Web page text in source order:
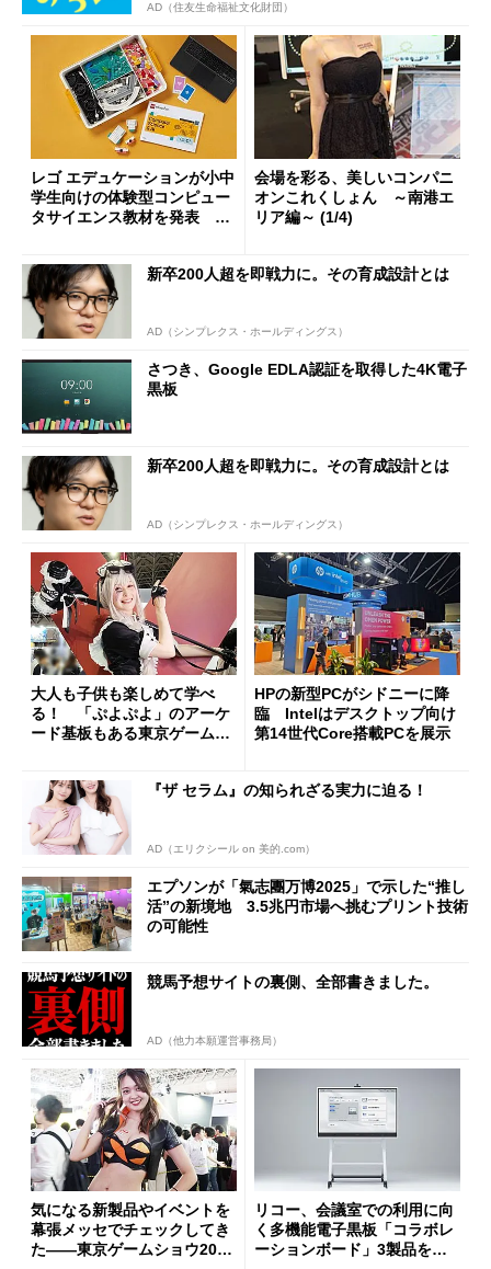
AD（住友生命福祉文化財団）
レゴ エデュケーションが小中
学生向けの体験型コンピュー
タサイエンス教材を発表 20
会場を彩る、美しいコンパニ
オンこれくしょん ～南港エ
リア編～ (1/4)
新卒200人超を即戦力に。その育成設計とは
AD（シンプレクス・ホールディングス）
さつき、Google EDLA認証を取得した4K電子
黒板
新卒200人超を即戦力に。その育成設計とは
AD（シンプレクス・ホールディングス）
大人も子供も楽しめて学べ
る！ 「ぷよぷよ」のアーケ
ード基板もある東京ゲームシ
HPの新型PCがシドニーに降
臨 Intelはデスクトップ向け
第14世代Core搭載PCを展示
『ザ セラム』の知られざる実力に迫る！
AD（エリクシール on 美的.com）
エプソンが「氣志團万博2025」で示した“推し
活”の新境地 3.5兆円市場へ挑むプリント技術
の可能性
競馬予想サイトの裏側、全部書きました。
AD（他力本願運営事務局）
気になる新製品やイベントを
幕張メッセでチェックしてき
た――東京ゲームショウ2019
リコー、会議室での利用に向
く多機能電子黒板「コラボレ
ーションボード」3製品を発